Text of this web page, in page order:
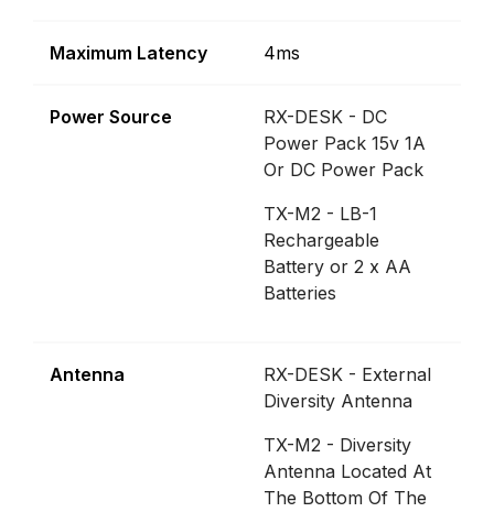
Maximum Latency 4ms
Power Source
RX-DESK - DC
Power Pack 15v 1A
Or DC Power Pack
TX-M2 - LB-1
Rechargeable
Battery or 2 x AA
Batteries
Antenna
RX-DESK - External
Diversity Antenna
TX-M2 - Diversity
Antenna Located At
The Bottom Of The